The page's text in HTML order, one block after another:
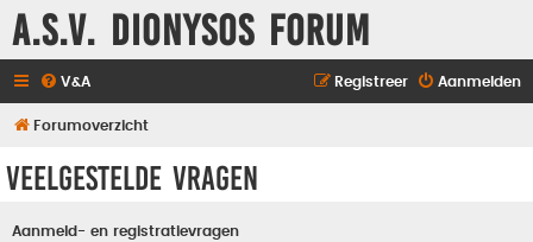
A.S.V. Dionysos Forum
V&A Aanmelden
Registreer
Forumoverzicht
Veelgestelde vragen
Aanmeld- en registratievragen